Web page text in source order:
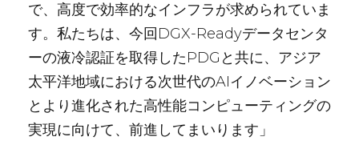
で、高度で効率的なインフラが求められていま
す。私たちは、今回DGX-Readyデータセンタ
ーの液冷認証を取得したPDGと共に、アジア
太平洋地域における次世代のAIイノベーション
とより進化された高性能コンピューティングの
実現に向けて、前進してまいります」